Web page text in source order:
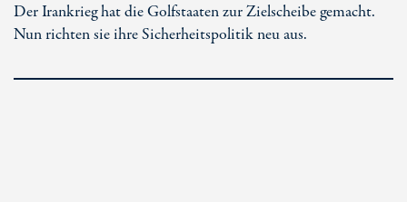
Der Irankrieg hat die Golfstaaten zur Zielscheibe gemacht.
Nun richten sie ihre Sicherheitspolitik neu aus.